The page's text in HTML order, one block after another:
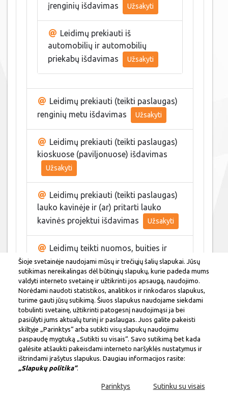
įrenginių išdavimas
Užsakyti
Leidimų prekiauti iš
automobilių ir automobilių
priekabų išdavimas
Užsakyti
Leidimų prekiauti (teikti paslaugas)
renginių metu išdavimas
Užsakyti
Leidimų prekiauti (teikti paslaugas)
kioskuose (paviljonuose) išdavimas
Užsakyti
Leidimų prekiauti (teikti paslaugas)
lauko kavinėje ir (ar) pritarti lauko
kavinės projektui išdavimas
Užsakyti
Leidimų teikti nuomos, buities ir
nesudėtingų atrakcionų paslaugas
išdavimas
Užsakyti
Pritarimas kioskų (paviljonų)
viešosiose miesto vietose projektams ir
naudojimo sutarčių sudarymas
Leidimų įrengti išorinę
reklamą išdavimas
Šioje svetainėje naudojami mūsų ir trečiųjų šalių slapukai. Jūsų
sutikimas nereikalingas dėl būtinųjų slapukų, kurie padeda mums
valdyti interneto svetainę ir užtikrinti jos apsaugą, naudojimo.
Norėdami naudoti statistikos, analitikos ir rinkodaros slapukus,
turime gauti jūsų sutikimą. Šiuos slapukus naudojame siekdami
tobulinti svetainę, užtikrinti patogesnį naudojimąsi ja bei
pasiūlyti jums aktualų turinį ir paslaugas. Juos galite pakeisti
skiltyje „Parinktys“ arba sutikti visų slapukų naudojimu
paspaudę mygtuką „Sutikti su visais“. Savo sutikimą bet kada
galėsite atšaukti pakeisdami interneto naršyklės nustatymus ir
ištrindami įrašytus slapukus. Daugiau informacijos rasite:
„Slapukų politika“.
Parinktys Sutinku su visais